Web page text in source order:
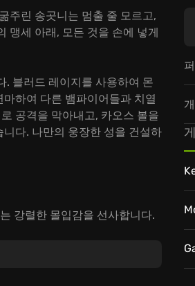
주린 송곳니는 멈출 줄 모르고,
맹세 아래, 모든 것을 손에 넣게
. 블러드 레이지를 사용하여 몬
하여 다른 뱀파이어들과 치열
공격을 막아내고, 카오스 볼을
다. 나만의 웅장한 성을 건설하
강렬한 몰입감을 선사합니다.